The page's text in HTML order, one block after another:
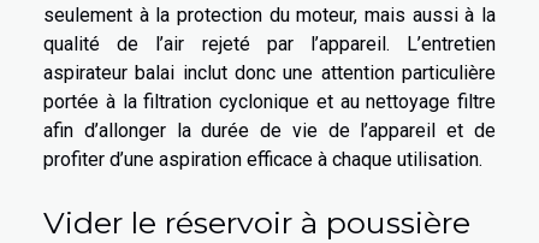
seulement à la protection du moteur, mais aussi à la
qualité de l’air rejeté par l’appareil. L’entretien
aspirateur balai inclut donc une attention particulière
portée à la filtration cyclonique et au nettoyage filtre
afin d’allonger la durée de vie de l’appareil et de
profiter d’une aspiration efficace à chaque utilisation.
Vider le réservoir à poussière